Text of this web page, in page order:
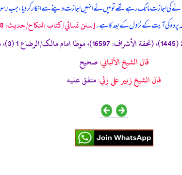
کی اجازت مانگ رہے تھے تو میں نے انہیں اجازت دینے سے انکار کر دیا، جب
پردہ کی آیت کے نزول کے بعد کا ہے۔[سنن نسائي/كتاب النكاح/حدیث: 3318]
قال الشيخ الألباني:صحيح
قال الشيخ زبير على زئي:متفق عليه